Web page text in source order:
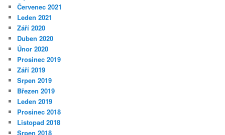
Červenec 2021
Leden 2021
Září 2020
Duben 2020
Únor 2020
Prosinec 2019
Září 2019
Srpen 2019
Březen 2019
Leden 2019
Prosinec 2018
Listopad 2018
Srpen 2018